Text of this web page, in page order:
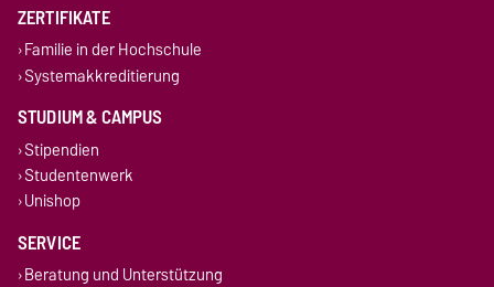
ZERTIFIKATE
Familie in der Hochschule
Systemakkreditierung
STUDIUM & CAMPUS
Stipendien
Studentenwerk
Unishop
SERVICE
Beratung und Unterstützung